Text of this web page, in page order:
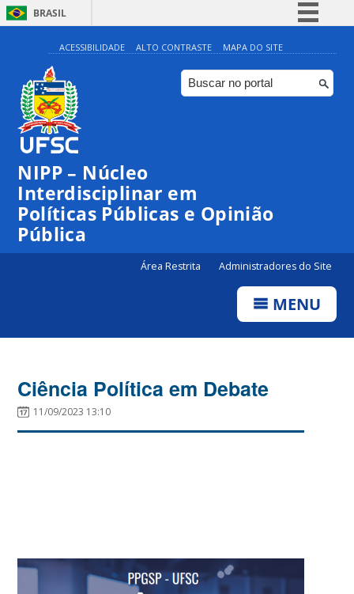
BRASIL
Simplifique!
Comunica BR
Participe
ACESSIBILIDADE ALTO CONTRASTE MAPA DO SITE
NIPP – Núcleo
Interdisciplinar em
Políticas Públicas e Opinião
Pública
Área Restrita Administradores do Site
MENU
Ciência Política em Debate
11/09/2023 13:10